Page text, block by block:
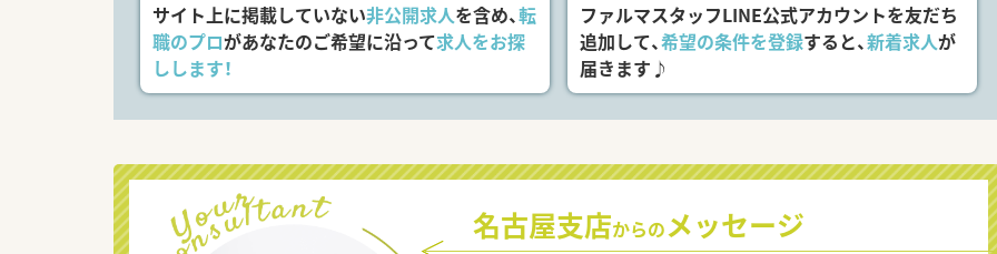
サイト上に掲載していない非公開求人を含め、転
職のプロがあなたのご希望に沿って求人をお探
しします！
ファルマスタッフLINE公式アカウントを友だち
追加して、希望の条件を登録すると、新着求人が
届きます♪
名古屋支店からのメッセージ